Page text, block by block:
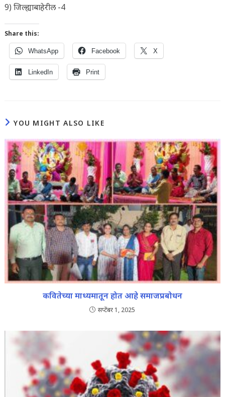
9) जिल्ह्याबाहेरील -4
Share this:
WhatsApp Facebook X
LinkedIn Print
YOU MIGHT ALSO LIKE
कवितेच्या माध्यमातून होत आहे समाजप्रबोधन
सप्टेंबर 1, 2025